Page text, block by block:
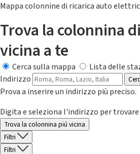
Mappa colonnine di ricarica auto
Trova la colonnina
vicina a te
Cerca sulla mappa
Lista delle
Indirizzo
Prova a inserire un indirizzo più preciso.
Digita e seleziona l'indirizzo per
Trova la colonnina piú vicina
Filtri
Filtri